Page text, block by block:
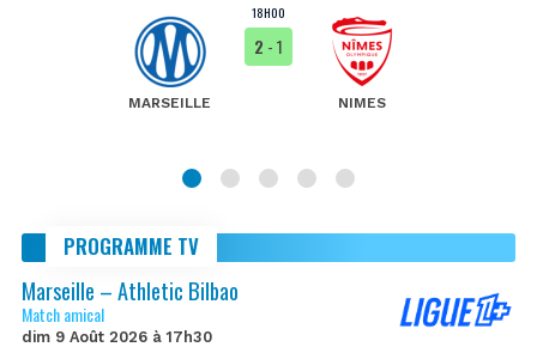
18H00
MARSEILLE
2 - 1
NIMES
PROGRAMME TV
Marseille – Athletic Bilbao
Match amical
dim 9 Août 2026 à 17h30